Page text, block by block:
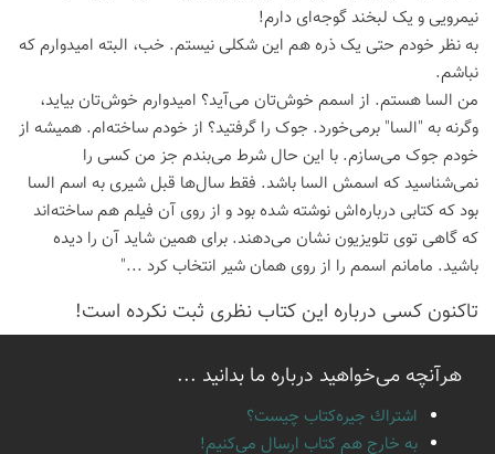
نیمرویی و یک لبخند گوجه‌ای دارم!
به نظر خودم حتی یک ذره هم این شکلی نیستم. خب، البته امیدوارم که
نباشم.
من السا هستم. از اسمم خوش‌تان می‌آید؟ امیدوارم خوش‌تان بیاید،
وگرنه به "السا" برمی‌خورد. جوک را گرفتید؟ از خودم ساخته‌ام. همیشه از
خودم جوک می‌سازم. با این حال شرط می‌بندم جز من کسی را
نمی‌شناسید که اسمش السا باشد. فقط سال‌ها قبل شیری به اسم السا
بود که کتابی درباره‌اش نوشته شده بود و از روی آن فیلم هم ساخته‌اند
که گاهی توی تلویزیون نشان می‌دهند. برای همین شاید آن را دیده
باشید. مامانم اسمم را از روی همان شیر انتخاب کرد ..."
تاكنون كسی درباره این كتاب نظری ثبت نكرده است!
هرآنچه می‌خواهید درباره ما بدانید ...
اشتراك جيره‌كتاب چيست؟
به خارج هم كتاب ارسال می‌كنیم!